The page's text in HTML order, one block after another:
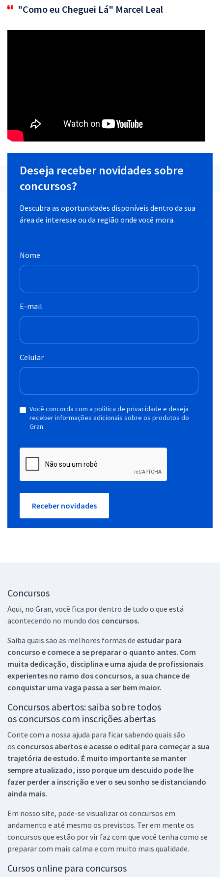
"Como eu Cheguei Lá" Marcel Leal
Deseja receber novidades sobre
concursos?
Descubra as oportunidades disponíveis dentro da sua
área de interesse ou da região onde você mora.
Nome
E-mail
Celular
Você concorda com a política de privacidade e deseja
receber informações adicionais sobre os produtos do
Gran.
Receber novidades
Concursos
Aqui, no Gran, você fica por dentro de tudo o que está
acontecendo no mundo dos concursos.
Saiba quais são as melhores formas de estudar para
concurso e comece a se preparar o quanto antes. Com
muita dedicação, disciplina e uma ajuda de profissionais
experientes no ramo dos concursos, a sua chance de
conquistar uma vaga passa a ser bem maior.
Concursos abertos: saiba sobre todos
os concursos com inscrições abertas
Conte com a nossa ajuda para ficar sabendo quais são
os concursos abertos e acesse o edital para começar a sua
trajetória de estudo. É muito importante se manter
sempre atualizado, isso porque um descuido pode lhe
fazer perder a inscrição e ver o seu sonho se distanciando
ainda mais.
Em nosso site, pode-se visualizar os concursos em
andamento e até mesmo os previstos. Ter em mente os
concursos que estão por vir faz com que você tenha como se
preparar com mais calma e com muito mais qualidade.
Cursos online para concursos